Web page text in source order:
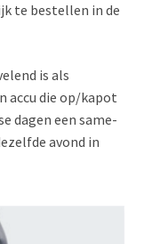
te bestellen in de
is als
accu die op/kapot
dagen een same-
avond in